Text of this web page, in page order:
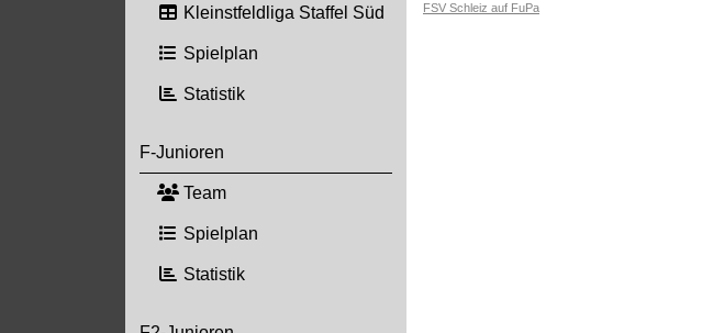
Kleinstfeldliga Staffel Süd
Spielplan
Statistik
F-Junioren
Team
Spielplan
Statistik
FSV Schleiz auf FuPa